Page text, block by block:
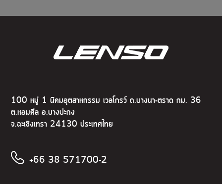
100 หมู่ 1 นิคมอุตสาหกรรม เวลโกรว์ ถ.บางนา-ตราด กม. 36
ต.หอมศีล อ.บางปะกง
จ.ฉะเชิงเทรา 24130 ประเทศไทย
+66 38 571700-2